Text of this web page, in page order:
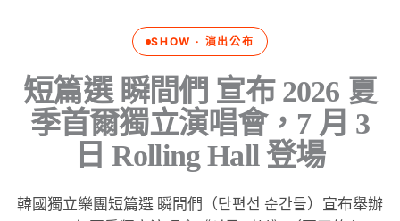
SHOW · 演出公布
短篇選 瞬間們 宣布 2026 夏
季首爾獨立演唱會，7 月 3
日 Rolling Hall 登場
韓國獨立樂團短篇選 瞬間們（단편선 순간들）宣布舉辦